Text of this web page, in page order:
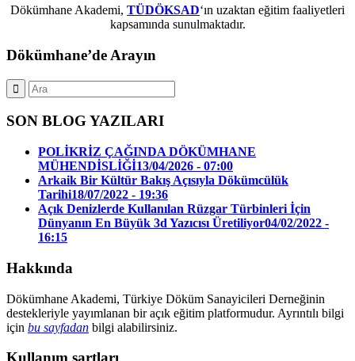
Dökümhane Akademi, TÜDÖKSAD‘ın uzaktan eğitim faaliyetleri
kapsamında sunulmaktadır.
Dökümhane’de Arayın
SON BLOG YAZILARI
POLİKRİZ ÇAĞINDA DÖKÜMHANE
MÜHENDİSLİĞİ13/04/2026 - 07:00
Arkaik Bir Kültür Bakış Açısıyla Dökümcülük
Tarihi18/07/2022 - 19:36
Açık Denizlerde Kullanılan Rüzgar Türbinleri İçin
Dünyanın En Büyük 3d Yazıcısı Üretiliyor04/02/2022 -
16:15
Hakkında
Dökümhane Akademi, Türkiye Döküm Sanayicileri Derneğinin
destekleriyle yayımlanan bir açık eğitim platformudur. Ayrıntılı bilgi
için bu sayfadan bilgi alabilirsiniz.
Kullanım şartları